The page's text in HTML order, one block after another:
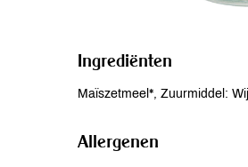
Ingrediënten
Maïszetmeel*, Zuurmiddel:
Allergenen